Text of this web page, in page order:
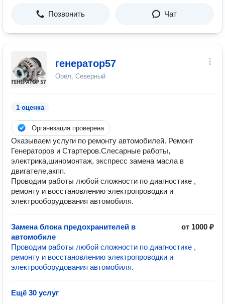
Позвонить Чат
генератор57
Орёл, Северный
1 оценка
Организация проверена
Оказываем услуги по ремонту автомобилей. Ремонт
Генераторов и Стартеров.Слесарные работы,
электрика,шиномонтаж, экспресс замена масла в
двигателе,акпп.
Проводим работы любой сложности по диагностике ,
ремонту и восстановлению электропроводки и
электрооборудования автомобиля.
Замена блока предохранителей в
автомобиле
от 1000 ₽
Проводим работы любой сложности по диагностике ,
ремонту и восстановлению электропроводки и
электрооборудования автомобиля.
Ещё 30 услуг